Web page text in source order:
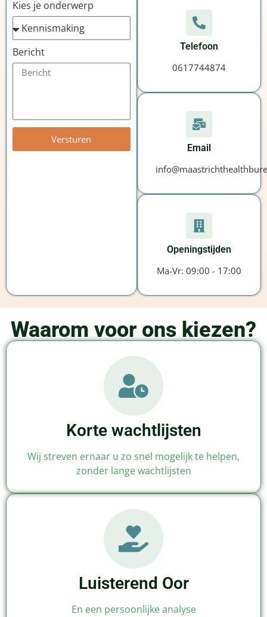
Telefoon
0617744874
Email
Openingstijden
Ma-Vr: 09:00 - 17:00
Kies je onderwerp
Bericht
Versturen
Waarom voor ons kiezen?
Korte wachtlijsten
Wij streven ernaar u zo snel mogelijk te helpen,
zonder lange wachtlijsten
Luisterend Oor
En een persoonlijke analyse